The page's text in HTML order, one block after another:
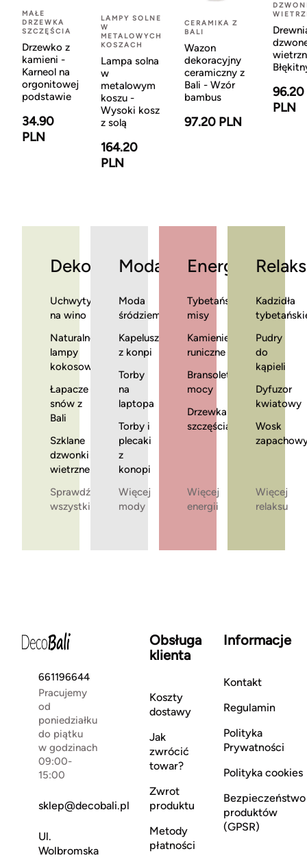
MAŁE
DRZEWKA
SZCZĘŚCIA
Drzewko z
kamieni -
Karneol na
orgonitowej
podstawie
34.90
PLN
LAMPY SOLNE
W
METALOWYCH
KOSZACH
Lampa solna
w
metalowym
koszu -
Wysoki kosz
z solą
164.20
PLN
CERAMIKA Z
BALI
Wazon
dekoracyjny
ceramiczny z
Bali - Wzór
bambus
97.20 PLN
96.20
PLN
Dekoracje
Uchwyty
na wino
Naturalne
lampy
kokosowe
Łapacze
snów z
Bali
Szklane
dzwonki
wietrzne
Sprawdź
wszystkie
Moda
Moda
śródziemnomorska
Kapelusze
z konpi
Torby
na
laptopa
Torby i
plecaki
z
konopi
Więcej
mody
Energia
Tybetańskie
misy
Kamienie
runiczne
Bransoletki
mocy
Drzewka
szczęścia
Więcej
energii
Relaks
Kadzidła
Pudry
do
kąpieli
Dyfuzor
kwiatowy
Wosk
Więcej
relaksu
661196644
Pracujemy
od
poniedziałku
do piątku
w godzinach
09:00-
15:00
sklep@decobali.pl
Ul.
Wolbromska
Obsługa
klienta
Koszty
dostawy
Jak
zwrócić
towar?
Zwrot
produktu
Metody
płatności
Informacje
Kontakt
Regulamin
Polityka
Prywatności
Polityka cookies
Bezpieczeństwo
produktów
(GPSR)